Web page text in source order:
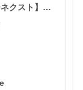
どんな車も高価買取り！廃車買取の【カーネクスト】申し込み促進